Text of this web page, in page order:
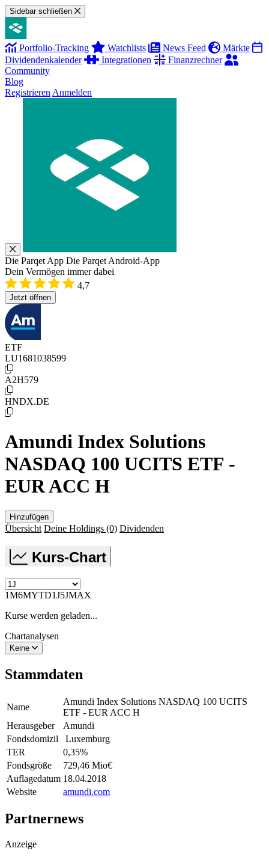
Sidebar schließen
Portfolio-Tracking Watchlists News Feed
Märkte
Dividendenkalender
Integrationen
Finanzrechner
Community
Blog
Registrieren Anmelden
Die Parqet App Die Parqet Android-App
Dein Vermögen immer dabei
4,7
Jetzt öffnen
ETF
LU1681038599
A2H579
HNDX.DE
Amundi Index Solutions
NASDAQ 100 UCITS ETF -
EUR ACC H
Hinzufügen
Übersicht Deine Holdings (0) Dividenden
Kurs-Chart
1M6MYTD1J5JMAX
Kurse werden geladen...
Chartanalysen
Keine
Stammdaten
Name
Amundi Index Solutions NASDAQ 100 UCITS
ETF - EUR ACC H
Herausgeber
Amundi
Fondsdomizil
Luxemburg
TER
0,35%
Fondsgröße
729,46 Mio€
Auflagedatum 18.04.2018
Website
amundi.com
Partnernews
Anzeige